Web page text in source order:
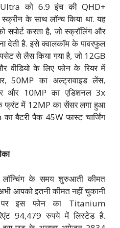
को 6.9 इंच की QHD+
के साथ लॉन्च किया था. यह
सपोर्ट करता है, जो स्क्रॉलिंग और
देती है. इसे क्वालकॉम के पावरफुल
से लैस किया गया है, जो 12GB
वीडियो के लिए फोन के रियर में
50MP का अल्ट्रावाइड लेंस,
और 10MP का एडिशनल 3x
फ्रंट में 12MP का सेंसर लगा हुआ
बैटरी पैक 45W फास्ट चार्जिंग
के समय शुरुआती कीमत
आपको इतनी कीमत नहीं चुकानी
पर इस फोन का Titanium
94,479 रुपये में लिस्टेड है.